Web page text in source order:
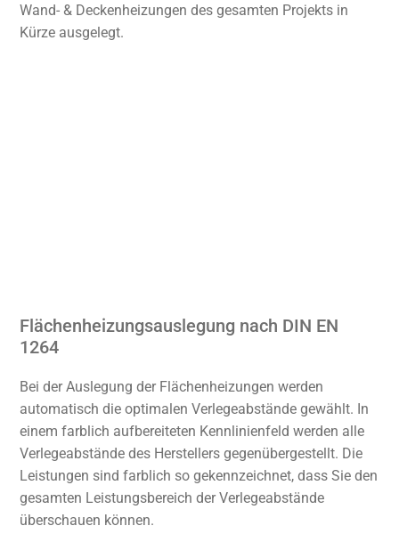
Wand- & Deckenheizungen des gesamten Projekts in
Kürze ausgelegt.
Flächenheizungsauslegung nach DIN EN
1264
Bei der Auslegung der Flächenheizungen werden
automatisch die optimalen Verlegeabstände gewählt. In
einem farblich aufbereiteten Kennlinienfeld werden alle
Verlegeabstände des Herstellers gegenübergestellt. Die
Leistungen sind farblich so gekennzeichnet, dass Sie den
gesamten Leistungsbereich der Verlegeabstände
überschauen können.